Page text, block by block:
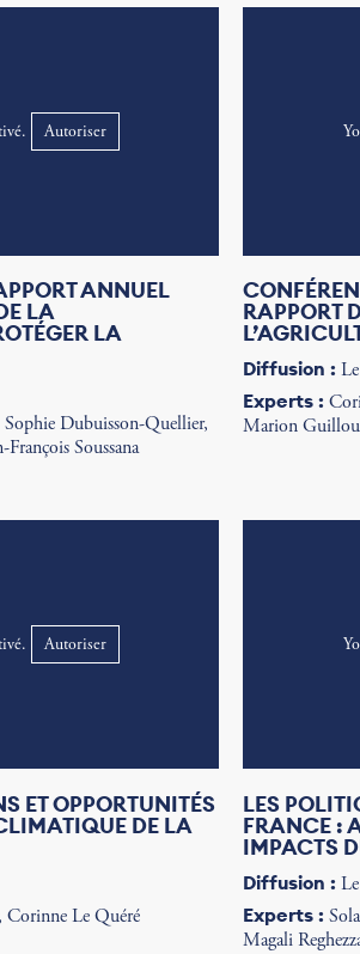
Autoriser
ANNUEL
LA
LA
Dubuisson-Quellier,
Soussana
RAPPORT
Diffusion :
Experts :
Marion Guillou,
Autoriser
ET OPPORTUNITÉS
DE LA
Le Quéré
LES
FRANCE :
IMPACTS
Diffusion :
Experts :
Magali